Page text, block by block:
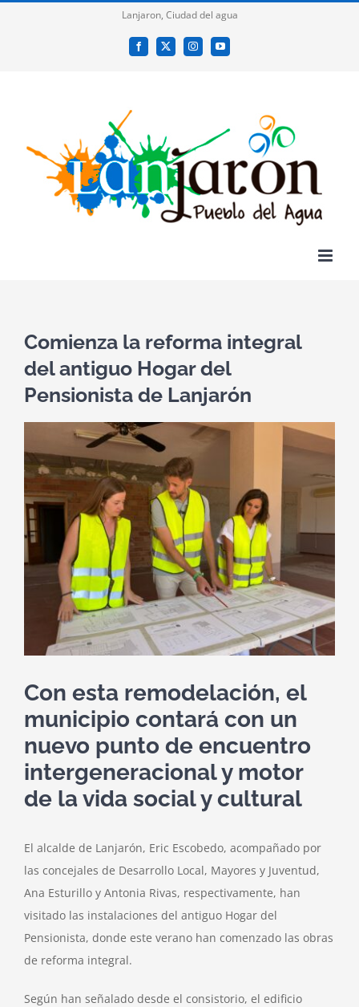
Lanjaron, Ciudad del agua
Facebook
X InstagramYouTube
Comienza la reforma integral
del antiguo Hogar del
Pensionista de Lanjarón
imagen
más
grande
Con esta remodelación, el
municipio contará con un
nuevo punto de encuentro
intergeneracional y motor
de la vida social y cultural
El alcalde de Lanjarón, Eric Escobedo, acompañado por
las concejales de Desarrollo Local, Mayores y Juventud,
Ana Esturillo y Antonia Rivas, respectivamente, han
visitado las instalaciones del antiguo Hogar del
Pensionista, donde este verano han comenzado las obras
de reforma integral.
Según han señalado desde el consistorio, el edificio